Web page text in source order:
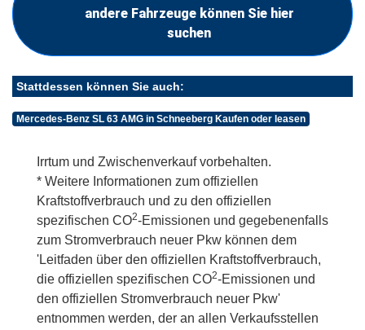
andere Fahrzeuge können Sie hier
suchen
Stattdessen können Sie auch:
Mercedes-Benz SL 63 AMG in Schneeberg Kaufen oder leasen
Irrtum und Zwischenverkauf vorbehalten.
* Weitere Informationen zum offiziellen
Kraftstoffverbrauch und zu den offiziellen
spezifischen CO2-Emissionen und gegebenenfalls
zum Stromverbrauch neuer Pkw können dem
'Leitfaden über den offiziellen Kraftstoffverbrauch,
die offiziellen spezifischen CO2-Emissionen und
den offiziellen Stromverbrauch neuer Pkw'
entnommen werden, der an allen Verkaufsstellen